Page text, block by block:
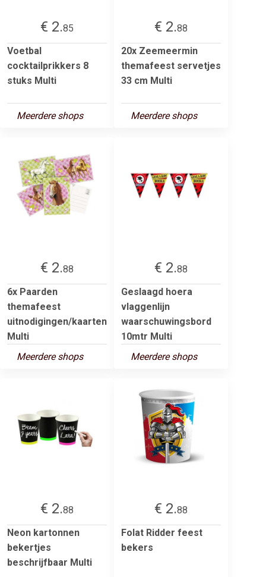
€ 2.85
Voetbal
cocktailprikkers 8
stuks Multi
Meerdere shops
€ 2.88
20x Zeemeermin
themafeest servetjes
33 cm Multi
Meerdere shops
€ 2.88
6x Paarden
themafeest
uitnodigingen/kaarten
Multi
Meerdere shops
€ 2.88
Geslaagd hoera
vlaggenlijn
waarschuwingsbord
10mtr Multi
Meerdere shops
€ 2.88
Neon kartonnen
bekertjes
beschrijfbaar Multi
€ 2.88
Folat Ridder feest
bekers